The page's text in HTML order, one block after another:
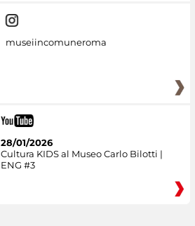
museiincomuneroma
28/01/2026
Cultura KIDS al Museo Carlo Bilotti |
ENG #3